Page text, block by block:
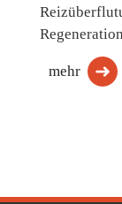
mehr